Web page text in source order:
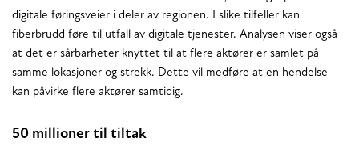
digitale føringsveier i deler av regionen. I slike tilfeller kan
fiberbrudd føre til utfall av digitale tjenester. Analysen viser også
at det er sårbarheter knyttet til at flere aktører er samlet på
samme lokasjoner og strekk. Dette vil medføre at en hendelse
kan påvirke flere aktører samtidig.
50 millioner til tiltak